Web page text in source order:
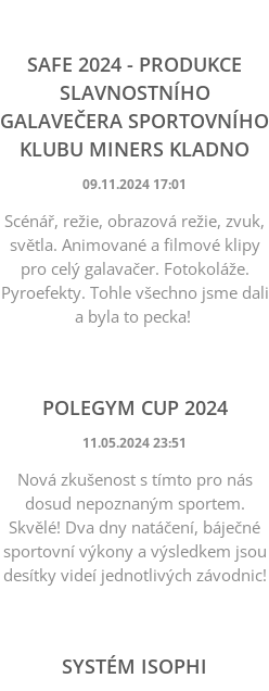
SAFE 2024 - PRODUKCE
SLAVNOSTNÍHO
GALAVEČERA SPORTOVNÍHO
KLUBU MINERS KLADNO
09.11.2024 17:01
Scénář, režie, obrazová režie, zvuk,
světla. Animované a filmové klipy
pro celý galavačer. Fotokoláže.
Pyroefekty. Tohle všechno jsme dali
a byla to pecka!
POLEGYM CUP 2024
11.05.2024 23:51
Nová zkušenost s tímto pro nás
dosud nepoznaným sportem.
Skvělé! Dva dny natáčení, báječné
sportovní výkony a výsledkem jsou
desítky videí jednotlivých závodnic!
SYSTÉM ISOPHI